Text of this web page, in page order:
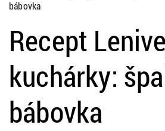
bábovka
Recept
kuchárky:
bábovka